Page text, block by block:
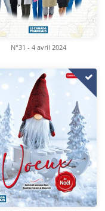
N°31 - 4 avril 2024